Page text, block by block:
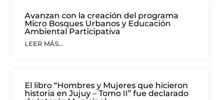
Avanzan con la creación del programa
Micro Bosques Urbanos y Educación
Ambiental Participativa
LEER MÁS...
El libro “Hombres y Mujeres que hicieron
historia en Jujuy – Tomo II” fue declarado